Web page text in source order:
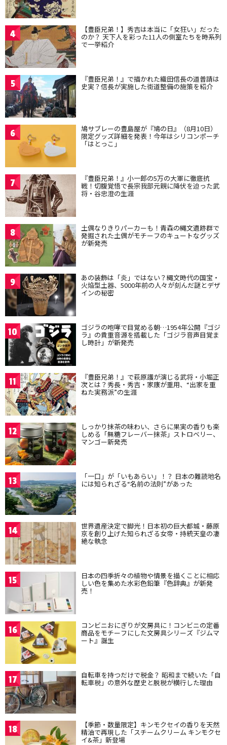
4 【豊臣兄弟！】秀吉は本当に「女狂い」だった
のか？ 天下人を彩った11人の側室たちを時系列
で一挙紹介
5 『豊臣兄弟！』で描かれた織田信長の道普請は
史実？信長が実施した街道整備の施策を紹介
6 鳩サブレーの豊島屋が『鳩の日』（8月10日）
限定グッズ詳細を発表！今年はシリコンポーチ
「はとっこ」
7 『豊臣兄弟！』小一郎の5万の大軍に徹底抗
戦！切腹覚悟で長宗我部元親に降伏を迫った武
将・谷忠澄の生涯
8 土偶なりきりパーカーも！青森の縄文遺跡群で
発掘された土偶がモチーフのキュートなグッズ
が新発売
9 あの装飾は「炎」ではない？縄文時代の国宝・
火焔型土器、5000年前の人々が刻んだ謎とデザ
インの秘密
10 ゴジラの咆哮で目覚める朝…1954年公開『ゴジ
ラ』の貴重音源を搭載した「ゴジラ音声目覚ま
し時計」が新発売
11 『豊臣兄弟！』で萩原護が演じる武将・小堀正
次とは？秀長・秀吉・家康が重用、“出家を重
ねた実務派”の生涯
12 しっかり抹茶の味わい、さらに果実の香りも楽
しめる「無糖フレーバー抹茶」ストロベリー、
マンゴー新発売
13 「一口」が「いもあらい」！？ 日本の難読地名
には知られざる“名前の法則”があった
14 世界遺産決定で脚光！日本初の巨大都城・藤原
京を創り上げた知られざる女帝・持統天皇の凄
絶な執念
15 日本の四季折々の植物や情景を描くことに相応
しい色を集めた水彩色鉛筆『色辞典』が新発
売！
16 コンビニおにぎりが文房具に！コンビニの定番
商品をモチーフにした文房具シリーズ『ジムマ
ート』誕生
17 自転車を持つだけで税金？ 昭和まで続いた「自
転車税」の意外な歴史と脱税が横行した理由
18 【季節・数量限定】キンモクセイの香りを天然
精油で再現した「スチームクリーム キンモクセ
イ&茶」新登場